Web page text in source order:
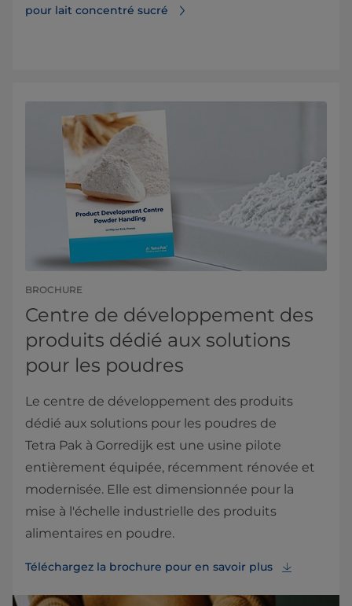
pour lait concentré sucré
BROCHURE
Centre de développement des
produits dédié aux solutions
pour les poudres
Le centre de développement des produits
dédié aux solutions pour les poudres de
Tetra Pak à Gorredijk est une usine pilote
entièrement équipée, récemment rénovée et
modernisée. Elle est dimensionnée pour la
mise à l'échelle industrielle des produits
alimentaires en poudre.
Téléchargez la brochure pour en savoir plus